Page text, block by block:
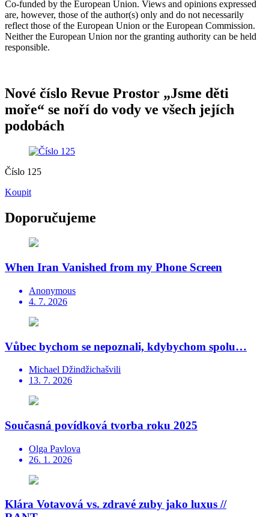
Co-funded by the European Union. Views and opinions expressed
are, however, those of the author(s) only and do not necessarily
reflect those of the European Union or the European Commission.
Neither the European Union nor the granting authority can be held
responsible.
Nové číslo Revue Prostor „Jsme děti
moře“ se noří do vody ve všech jejích
podobách
Číslo 125
Koupit
Doporučujeme
When Iran Vanished from my Phone Screen
Anonymous
4. 7. 2026
Vůbec bychom se nepoznali, kdybychom spolu…
Michael Džindžichašvili
13. 7. 2026
Současná povídková tvorba roku 2025
Olga Pavlova
26. 1. 2026
Klára Votavová vs. zdravé zuby jako luxus //